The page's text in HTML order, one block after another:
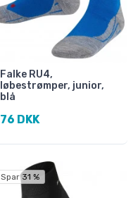
Falke RU4,
løbestrømper, junior,
blå
76 DKK
Spar 31 %